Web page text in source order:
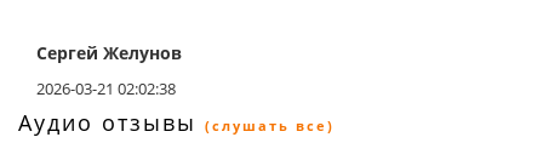
Сергей Желунов
2026-03-21 02:02:38
Аудио отзывы (слушать все)